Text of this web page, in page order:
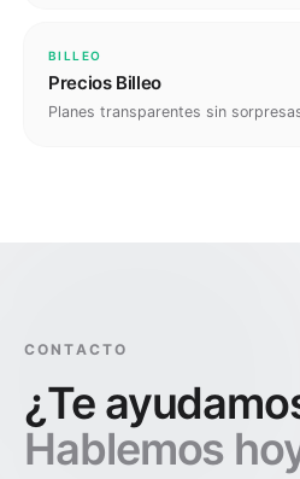
BILLEO
Precios Billeo
Planes transparentes sin
CONTACTO
¿Te
Hablemos